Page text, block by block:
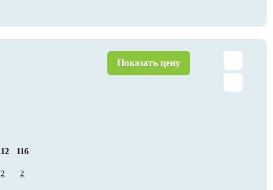
116
2 2
Показать цену